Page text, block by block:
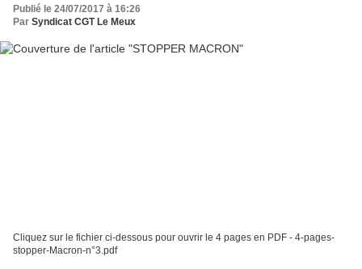
Publié le 24/07/2017 à 16:26
Par Syndicat CGT Le Meux
Cliquez sur le fichier ci-dessous pour ouvrir le 4 pages en PDF - 4-pages-
stopper-Macron-n°3.pdf